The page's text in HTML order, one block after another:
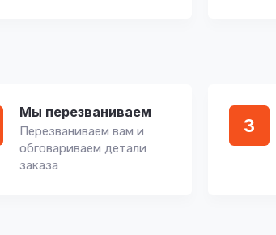
Мы перезваниваем
Перезваниваем вам и
обговариваем детали
заказа
3